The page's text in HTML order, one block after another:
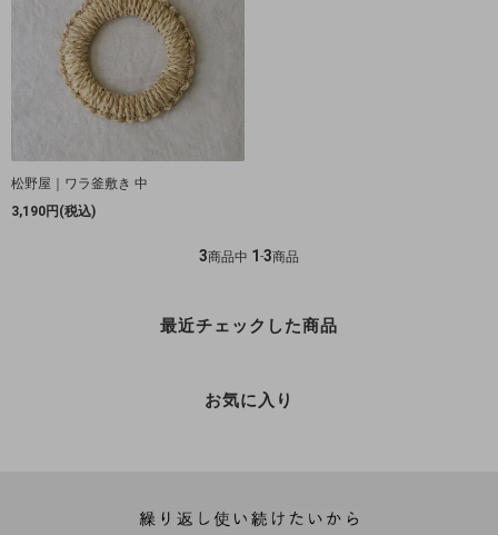
松野屋｜ワラ釜敷き 中
3,190円(税込)
3商品中 1 -3商品
最近チェックした商品
お気に入り